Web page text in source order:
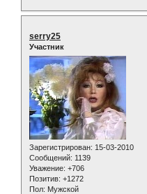
serry25
Участник
Зарегистрирован: 15-03-2010
Сообщений: 1139
Уважение: +706
Позитив: +1272
Пол: Мужской